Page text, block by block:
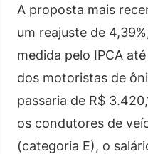
A proposta mais
um reajuste de
medida pelo IPCA
dos motoristas de
passaria de R$
os condutores de
(categoria E), o